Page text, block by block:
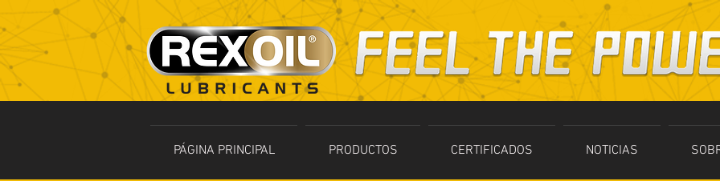
PÁGINA PRINCIPAL PRODUCTOS CERTIFICADOS NOTICIAS